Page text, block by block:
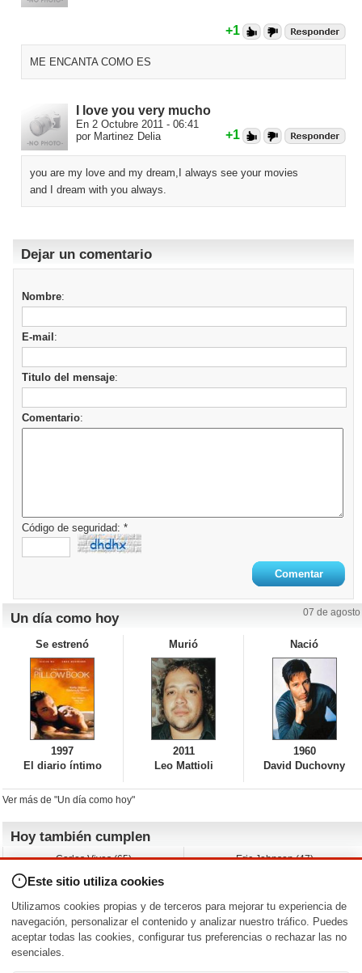
+1
ME ENCANTA COMO ES
I love you very mucho
En 2 Octubre 2011 - 06:41
por Martinez Delia
+1
you are my love and my dream,I always see your movies
and I dream with you always.
Dejar un comentario
Nombre:
E-mail :
Titulo del mensaje:
Comentario:
Código de seguridad: *
Un día como hoy 07 de agosto
Se estrenó
1997
El diario íntimo
Murió
2011
Leo Mattioli
Nació
1960
David Duchovny
Ver más de "Un día como hoy"
Hoy también cumplen
Carlos Vives (65)
Nicholas Ray (-)
Charlize Theron (51)
Maggie Wheeler (65)
Eric Johnson (47)
Wayne Knight (71)
Michael Shannon (52)
Nacimientos y estrenos en la fecha
Este sitio utiliza cookies
Utilizamos cookies propias y de terceros para mejorar tu experiencia de
navegación, personalizar el contenido y analizar nuestro tráfico. Puedes
aceptar todas las cookies, configurar tus preferencias o rechazar las no
esenciales.